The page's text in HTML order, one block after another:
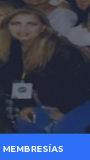
MEMBRESÍAS